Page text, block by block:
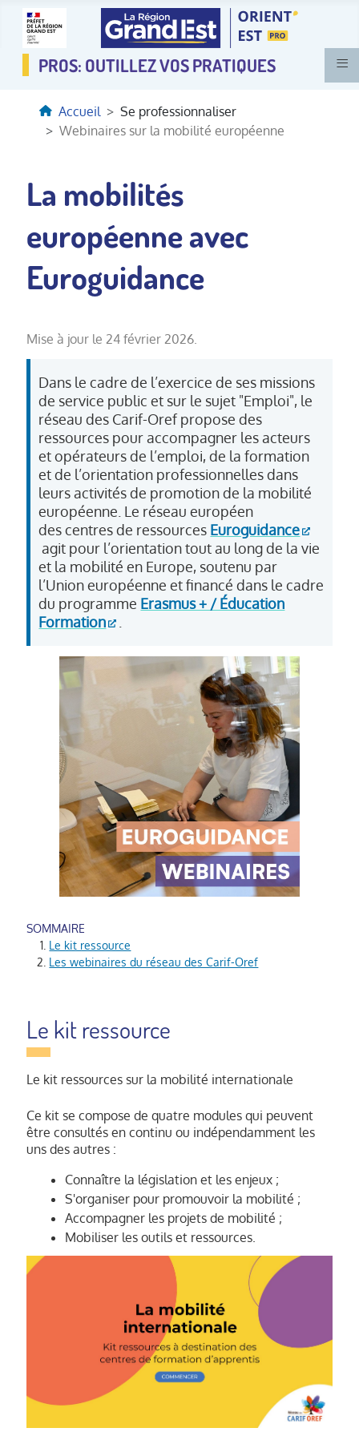
Accueil
Se professionnaliser
Webinaires sur la mobilité européenne
La mobilités
européenne avec
Euroguidance
Mise à jour le 24 février 2026.
Dans le cadre de l’exercice de ses missions
de service public et sur le sujet "Emploi", le
réseau des Carif-Oref proposedes
ressources pour accompagner les acteurs
et opérateurs de l’emploi, de la formation
et de l’orientation professionnellesdans
leurs activités de promotion de la mobilité
européenne. Le réseau européen
des centres de ressources Euroguidance
agit pour l’orientation tout au long de la vie
et la mobilité en Europe, soutenu par
l’Union européenne et financé dans le cadre
du programme Erasmus + / Éducation
Formation
Le kit ressource
Les webinaires du réseau des Carif-Oref
Le kit ressource
Le kit ressources sur la mobilité internationale
Ce kit se compose de quatre modules qui peuvent
être consultés en continu ou indépendamment les
uns des autres :
Connaître la législation et les enjeux ;
S'organiser pour promouvoir la mobilité ;
Accompagner les projets de mobilité ;
Mobiliser les outils et ressources.
≡